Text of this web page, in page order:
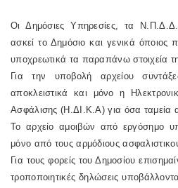
Οι Δημόσιες Υπηρεσίες, τα
ασκεί το Δημόσιο και γενικά όποιος
υποχρεωτικά τα παραπάνω στοιχεία
Για την υποβολή αρχείου
αποκλειστικά και μόνο η
Ασφάλισης (Η.ΔΙ.Κ.Α) για όσα ταμεία
Το αρχείο αμοιβών από εργόσημο
μόνο από τους αρμόδιους
Για τους φορείς του Δημοσίου
τροποποιητικές δηλώσεις